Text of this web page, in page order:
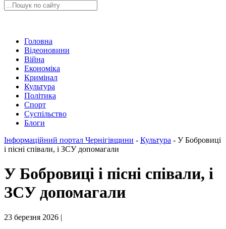
Головна
Відеоновини
Війна
Економіка
Кримінал
Культура
Політика
Спорт
Суспільство
Блоги
Інформаційний портал Чернігівщини - Культура - У Бобровиці
і пісні співали, і ЗСУ допомагали
У Бобровиці і пісні співали, і
ЗСУ допомагали
23 березня 2026 |